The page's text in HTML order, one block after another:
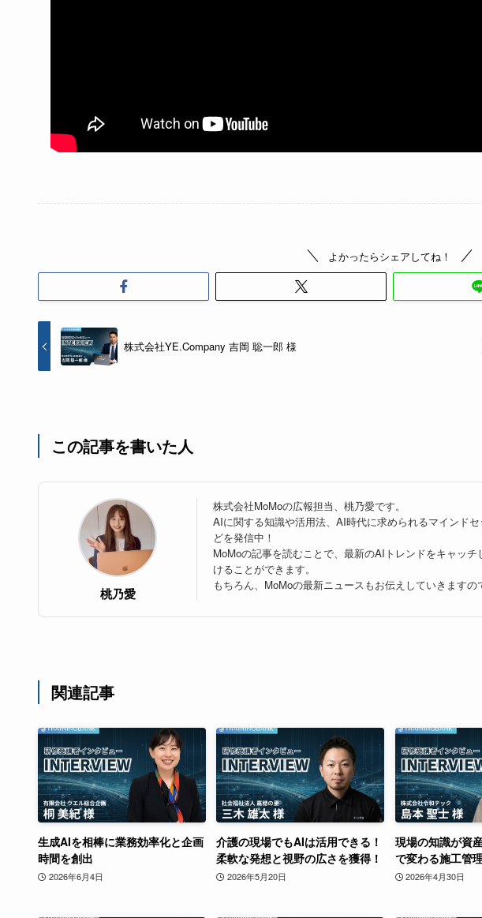
よかったらシェアしてね！
株式会社YE.Company 吉岡 聡一郎 様
この記事を書いた人
桃乃愛
株式会社MoMoの広報担当、桃乃愛です。
AIに関する知識や活用法、AI時代に求められるマインド
どを発信中！
MoMoの記事を読むことで、最新のAIトレンドをキャッ
けることができます。
もちろん、MoMoの最新ニュースもお伝えしていきます
関連記事
生成AIを相棒に業務効率化と企画
時間を創出
2026年6月4日
介護の現場でもAIは活用できる！
柔軟な発想と視野の広さを獲得！
2026年5月20日
現場の知識が資
で変わる施工管
2026年4月30日